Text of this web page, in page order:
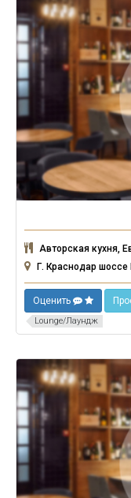
Авторская кухня,
Г. Краснодар шоссе
Оценить
Lounge/Лаундж